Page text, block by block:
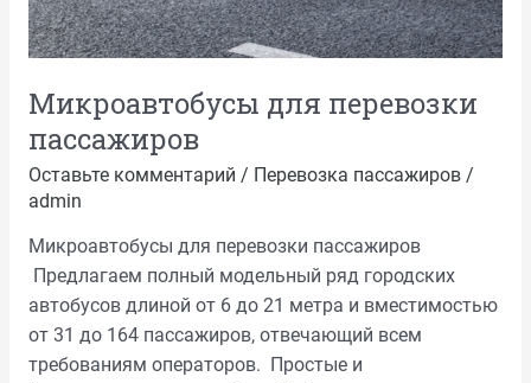
Микроавтобусы для перевозки
пассажиров
Оставьте комментарий / Перевозка пассажиров/
admin
Микроавтобусы для перевозки пассажиров
Предлагаем полный модельный ряд городских
автобусов длиной от 6 до 21 метра и вместимостью
от 31 до 164 пассажиров, отвечающий всем
требованиям операторов. Простые и